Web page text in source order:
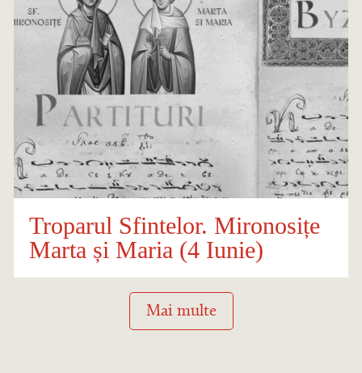
Troparul Sfintelor. Mironosițe
Marta și Maria (4 Iunie)
Mai multe